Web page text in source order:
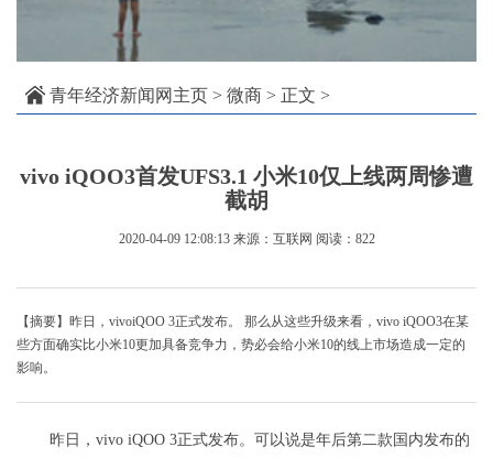
青年经济新闻网主页 > 微商 > 正文 >
vivo iQOO3首发UFS3.1 小米10仅上线两周惨遭
截胡
2020-04-09 12:08:13 来源：互联网 阅读：822
【摘要】昨日，vivoiQOO 3正式发布。 那么从这些升级来看，vivo iQOO3在某
些方面确实比小米10更加具备竞争力，势必会给小米10的线上市场造成一定的
影响。
昨日，vivo iQOO 3正式发布。可以说是年后第二款国内发布的